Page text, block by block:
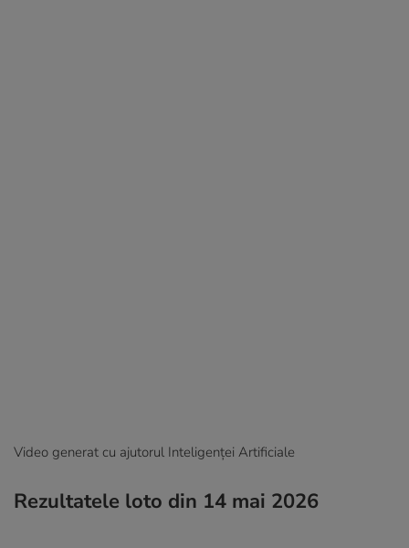
Video generat cu ajutorul Inteligenței Artificiale
Rezultatele loto din 14 mai 2026